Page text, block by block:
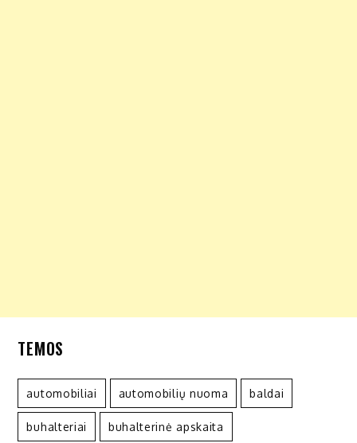
TEMOS
automobiliai automobilių nuoma baldai
buhalteriai buhalterinė apskaita